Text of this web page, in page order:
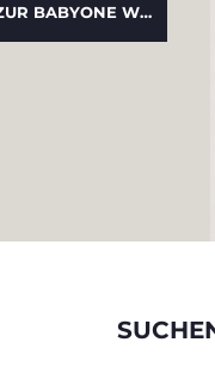
ZUR BABYONE WELCOME BOX